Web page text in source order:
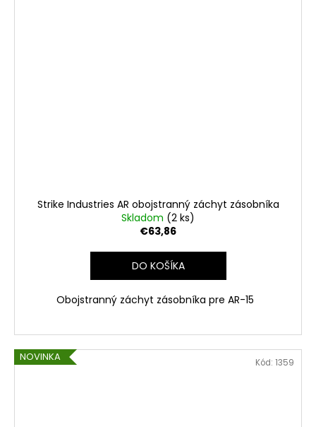
Strike Industries AR obojstranný záchyt zásobníka
Skladom (2 ks)
€63,86
DO KOŠÍKA
Obojstranný záchyt zásobníka pre AR-15
NOVINKA Kód: 1359